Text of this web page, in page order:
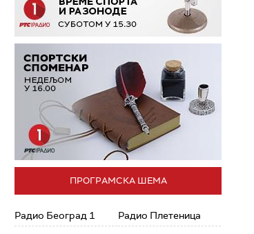
ПРОГРАМСКА ШЕМА
Радио Београд 1 Радио Плетеница